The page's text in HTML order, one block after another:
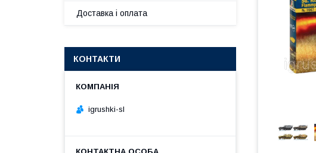
Доставка і оплата
КОНТАКТИ
igrushki-sl